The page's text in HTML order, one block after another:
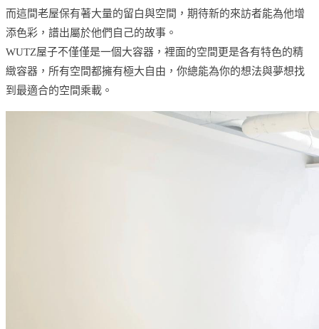
而這間老屋保有著大量的留白與空間，期待新的來訪者能為他增
添色彩，譜出屬於他們自己的故事。
WUTZ屋子不僅僅是一個大容器，裡面的空間更是各有特色的精
緻容器，所有空間都擁有極大自由，你總能為你的想法與夢想找
到最適合的空間乘載。